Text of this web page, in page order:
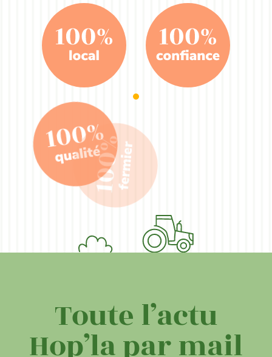
Toute l’actu
Hop’la par mail